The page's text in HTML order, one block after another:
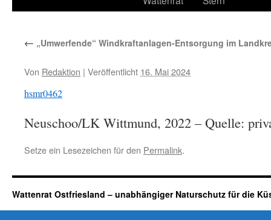
← „Umwerfende“ Windkraftanlagen-Entsorgung im
Von Redaktion | Veröffentlicht 16. Mai 2024
hsmr0462
Neuschoo/LK Wittmund, 2022 – Quelle:
Setze ein Lesezeichen für den Permalink.
Wattenrat Ostfriesland – unabhängiger Naturschutz für die